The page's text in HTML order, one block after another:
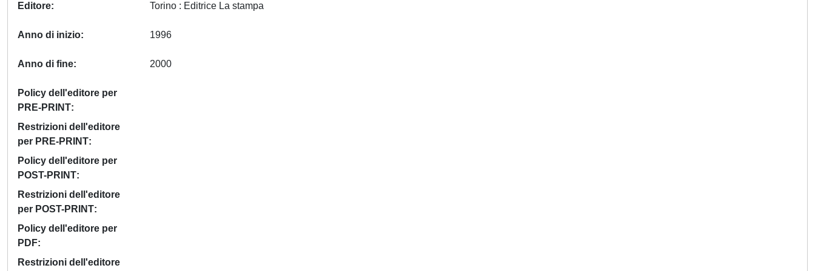
Editore
Anno di inizio
Anno di fine
Policy dell'editore per
PRE-PRINT
Restrizioni dell'editore
per PRE-PRINT
Policy dell'editore per
POST-PRINT
Restrizioni dell'editore
per POST-PRINT
Policy dell'editore per
PDF
Restrizioni dell'editore